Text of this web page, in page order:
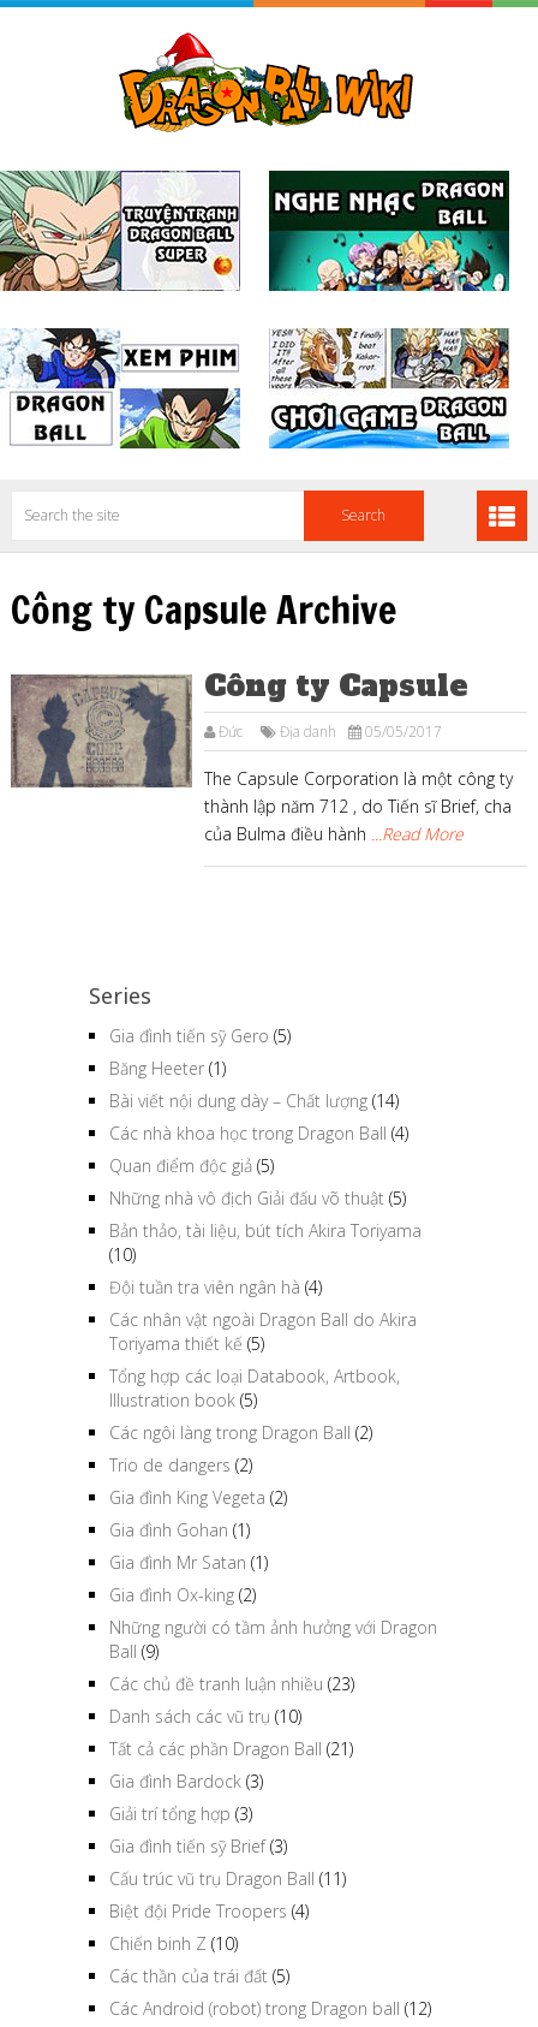
Công ty Capsule Archive
Công ty Capsule
Đức Địa danh 05/05/2017
The Capsule Corporation là một công ty
thành lập năm 712 , do Tiến sĩ Brief, cha
của Bulma điều hành ...Read More
Series
Gia đình tiến sỹ Gero (5)
Băng Heeter (1)
Bài viết nội dung dày – Chất lượng (14)
Các nhà khoa học trong Dragon Ball (4)
Quan điểm độc giả (5)
Những nhà vô địch Giải đấu võ thuật (5)
Bản thảo, tài liệu, bút tích Akira Toriyama
(10)
Đội tuần tra viên ngân hà (4)
Các nhân vật ngoài Dragon Ball do Akira
Toriyama thiết kế (5)
Tổng hợp các loại Databook, Artbook,
Illustration book (5)
Các ngôi làng trong Dragon Ball (2)
Trio de dangers (2)
Gia đình King Vegeta (2)
Gia đình Gohan (1)
Gia đình Mr Satan (1)
Gia đình Ox-king (2)
Những người có tầm ảnh hưởng với Dragon
Ball (9)
Các chủ đề tranh luận nhiều (23)
Danh sách các vũ trụ (10)
Tất cả các phần Dragon Ball (21)
Gia đình Bardock (3)
Giải trí tổng hợp (3)
Gia đình tiến sỹ Brief(3)
Cấu trúc vũ trụ Dragon Ball (11)
Biệt đội Pride Troopers (4)
Chiến binh Z (10)
Các thần của trái đất (5)
Các Android (robot) trong Dragon ball (12)